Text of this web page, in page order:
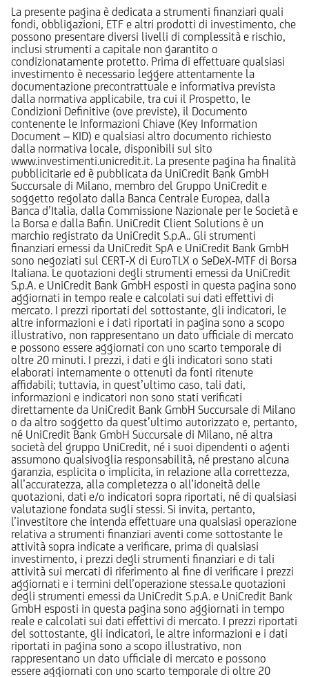
La presente pagina è dedicata a strumenti finanziari quali
fondi, obbligazioni, ETF e altri prodotti di investimento, che
possono presentare diversi livelli di complessità e rischio,
inclusi strumenti a capitale non garantito o
condizionatamente protetto. Prima di effettuare qualsiasi
investimento è necessario leggere attentamente la
documentazione precontrattuale e informativa prevista
dalla normativa applicabile, tra cui il Prospetto, le
Condizioni Definitive (ove previste), il Documento
contenente le Informazioni Chiave (Key Information
Document – KID) e qualsiasi altro documento richiesto
dalla normativa locale, disponibili sul sito
www.investimenti.unicredit.it. La presente pagina ha finalità
pubblicitarie ed è pubblicata da UniCredit Bank GmbH
Succursale di Milano, membro del Gruppo UniCredit e
soggetto regolato dalla Banca Centrale Europea, dalla
Banca d’Italia, dalla Commissione Nazionale per le Società e
la Borsa e dalla Bafin. UniCredit Client Solutions è un
marchio registrato da UniCredit S.p.A.. Gli strumenti
finanziari emessi da UniCredit SpA e UniCredit Bank GmbH
sono negoziati sul CERT-X di EuroTLX o SeDeX-MTF di Borsa
Italiana. Le quotazioni degli strumenti emessi da UniCredit
S.p.A. e UniCredit Bank GmbH esposti in questa pagina sono
aggiornati in tempo reale e calcolati sui dati effettivi di
mercato. I prezzi riportati del sottostante, gli indicatori, le
altre informazioni e i dati riportati in pagina sono a scopo
illustrativo, non rappresentano un dato ufficiale di mercato
e possono essere aggiornati con uno scarto temporale di
oltre 20 minuti. I prezzi, i dati e gli indicatori sono stati
elaborati internamente o ottenuti da fonti ritenute
affidabili; tuttavia, in quest’ultimo caso, tali dati,
informazioni e indicatori non sono stati verificati
direttamente da UniCredit Bank GmbH Succursale di Milano
o da altro soggetto da quest’ultimo autorizzato e, pertanto,
né UniCredit Bank GmbH Succursale di Milano, né altra
società del gruppo UniCredit, né i suoi dipendenti o agenti
assumono qualsivoglia responsabilità, né prestano alcuna
garanzia, esplicita o implicita, in relazione alla correttezza,
all’accuratezza, alla completezza o all’idoneità delle
quotazioni, dati e/o indicatori sopra riportati, né di qualsiasi
valutazione fondata sugli stessi. Si invita, pertanto,
l’investitore che intenda effettuare una qualsiasi operazione
relativa a strumenti finanziari aventi come sottostante le
attività sopra indicate a verificare, prima di qualsiasi
investimento, i prezzi degli strumenti finanziari e di tali
attività sui mercati di riferimento al fine di verificare i prezzi
aggiornati e i termini dell’operazione stessa.Le quotazioni
degli strumenti emessi da UniCredit S.p.A. e UniCredit Bank
GmbH esposti in questa pagina sono aggiornati in tempo
reale e calcolati sui dati effettivi di mercato. I prezzi riportati
del sottostante, gli indicatori, le altre informazioni e i dati
riportati in pagina sono a scopo illustrativo, non
rappresentano un dato ufficiale di mercato e possono
essere aggiornati con uno scarto temporale di oltre 20